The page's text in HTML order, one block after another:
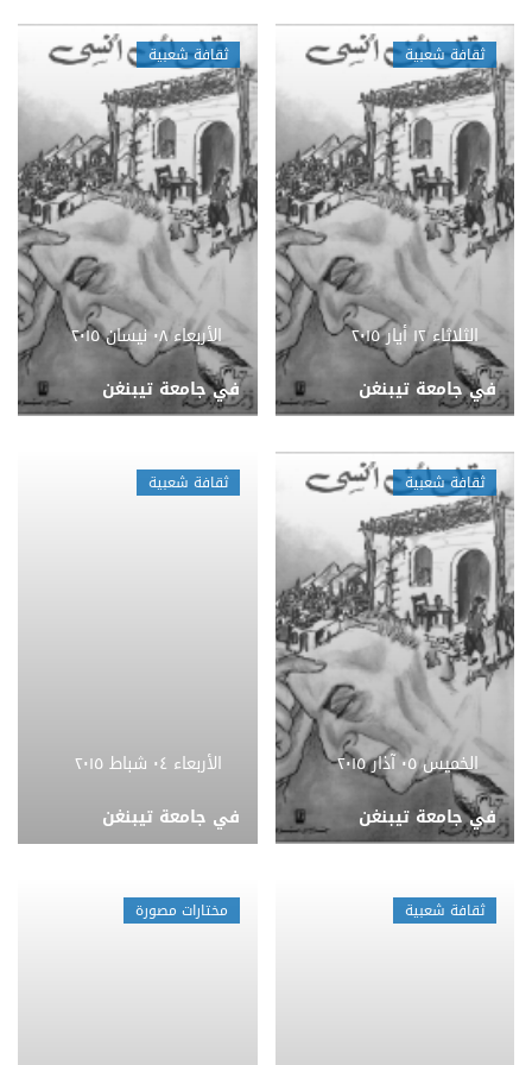
ثقافة شعبية
الثلاثاء ١٢ أيار ٢٠١٥
في جامعة تيبنغن
ثقافة شعبية
الأربعاء ٠٨ نيسان ٢٠١٥
في جامعة تيبنغن
ثقافة شعبية
الخميس ٠٥ آذار ٢٠١٥
في جامعة تيبنغن
ثقافة شعبية
الأربعاء ٠٤ شباط ٢٠١٥
في جامعة تيبنغن
ثقافة شعبية مختارات مصورة